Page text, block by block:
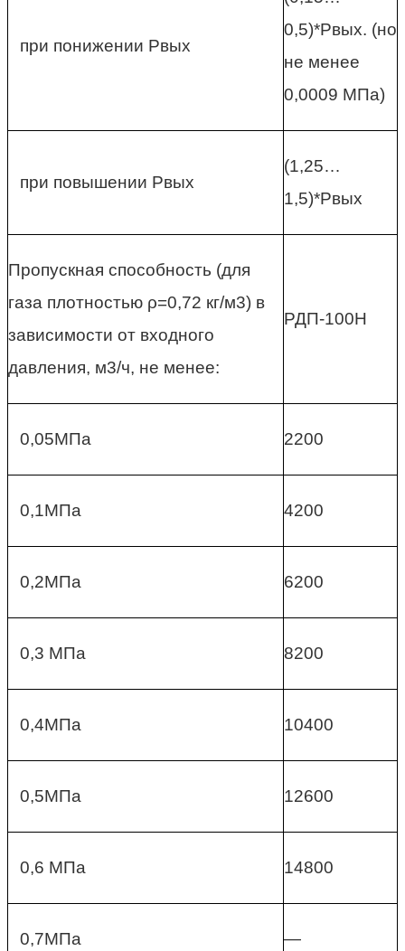
при понижении Рвых
0,5)*Рвых. (но
не менее
0,0009 МПа)
при повышении Рвых
(1,25…
1,5)*Рвых
Пропускная способность (для
газа плотностью ρ=0,72 кг/м3) в
зависимости от входного
давления, м3/ч, не менее:
РДП-100Н
0,05МПа 2200
0,1МПа 4200
0,2МПа 6200
0,3 МПа 8200
0,4МПа 10400
0,5МПа 12600
0,6 МПа 14800
0,7МПа —